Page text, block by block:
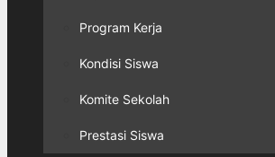
Program Kerja
Kondisi Siswa
Komite Sekolah
Prestasi Siswa